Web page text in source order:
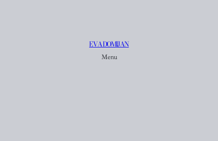
EVA DOMIJAN
Menu